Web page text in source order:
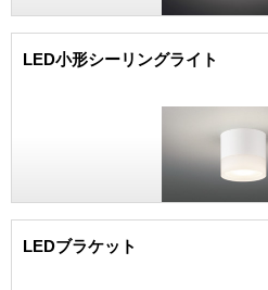
LED小形シーリングライト
LEDブラケット